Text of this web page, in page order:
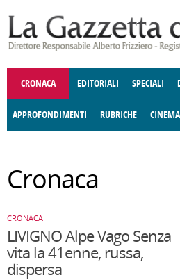
CRONACA EDITORIALI SPECIALI
APPROFONDIMENTI
E SPETTACOLI POLITICA
RUBRICHE
DELLE IDEE FATTI DELLO SPIRITO
CINEMA
Cronaca
CRONACA
LIVIGNO Alpe Vago Senza
vita la 41enne, russa,
dispersa